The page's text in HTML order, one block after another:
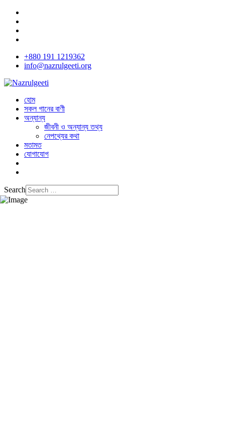
+880 191 1219362
info@nazrulgeeti.org
হোম
সকল গানের বাণী
অন্যান্য
জীবনী ও অন্যান্য তথ্য
নেপথ্যের কথা
মতামত
যোগাযোগ
Search